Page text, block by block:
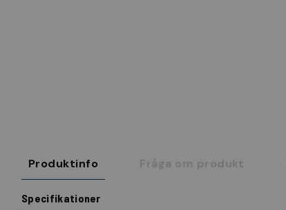
Produktinfo Fråga om produkt
Specifikationer